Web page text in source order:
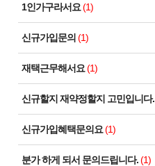
1인가구라서요 (1)
신규가입문의 (1)
재택근무해서요 (1)
신규할지 재약정할지 고민입니다.
신규가입혜택문의요 (1)
분가 하게 되서 문의드립니다. (1)